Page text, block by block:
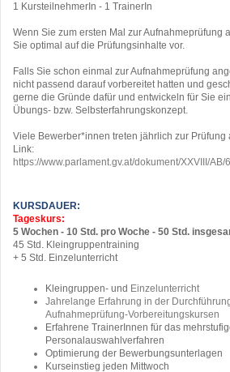
1 KursteilnehmerIn - 1 TrainerIn
Wenn Sie zum ersten Mal zur Aufnahmeprüfung
Sie optimal auf die Prüfungsinhalte vor.
Falls Sie schon einmal zur Aufnahmeprüfung
nicht passend darauf vorbereitet hatten und
gerne die Gründe dafür und entwickeln für Sie
Übungs- bzw. Selbsterfahrungskonzept.
Viele Bewerber*innen treten jährlich zur Prüfung
Link:
https://www.parlament.gv.at/dokument/XXVIII/
KURSDAUER:
Tageskurs:
5 Wochen - 10 Std. pro Woche - 50 Std.
45 Std. Kleingruppentraining
+ 5 Std. Einzelunterricht
Kleingruppen- und Einzelunterricht
Jahrelange Erfahrung in der
Aufnahmeprüfung-Vorbereitungskursen
Erfahrene TrainerInnen für das
Personalauswahlverfahren
Optimierung der Bewerbungsunterlagen
Kurseinstieg jeden Mittwoch